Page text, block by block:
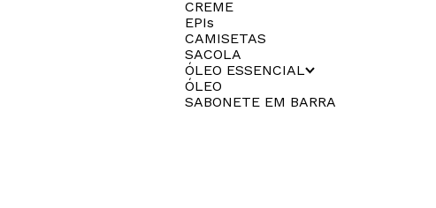
CREME
EPIs
CAMISETAS
SACOLA
ÓLEO ESSENCIAL
ÓLEO
SABONETE EM BARRA